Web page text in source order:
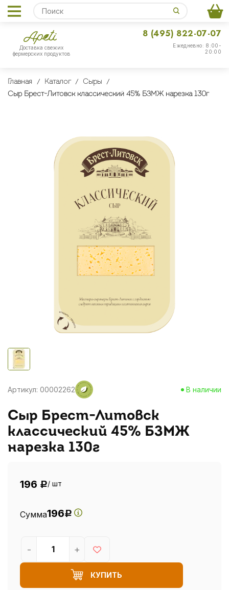
Доставка свежих
фермерских продуктов
Ежедневно: 8:00-
20:00
8 (495) 822-07-07
Главная Каталог
Сыры
Сыр Брест-Литовск классический 45% БЗМЖ нарезка 130г
Артикул: 00002262 В наличии
Сыр Брест-Литовск
классический 45% БЗМЖ
нарезка 130г
196 Р/ шт
Сумма196Р
КУПИТЬ
- +